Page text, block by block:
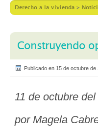
Derecho a la vivienda >
Construyendo
Publicado en 15 de octubre de
11 de octubre
por Magela